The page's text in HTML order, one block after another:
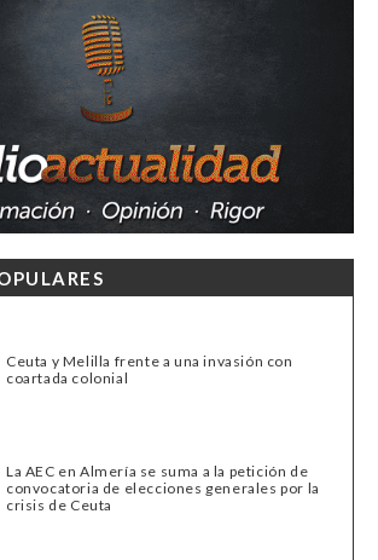
Ceuta y Melilla frente a una invasión con
coartada colonial
La AEC en Almería se suma a la petición de
convocatoria de elecciones generales por la
crisis de Ceuta